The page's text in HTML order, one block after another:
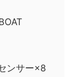
ンサー×8